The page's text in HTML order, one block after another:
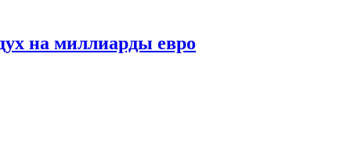
на миллиарды евро